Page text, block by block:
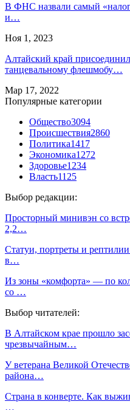
В ФНС назвали самый
и…
Ноя 1, 2023
Алтайский край
танцевальному флешмобу…
Мар 17, 2022
Популярные категории
Общество3094
Происшествия2860
Политика1417
Экономика1272
Здоровье1234
Власть1125
Выбор редакции:
Просторный минивэн со
2,2…
Статуи, портреты и
в…
Из зоны «комфорта» — по
со …
Выбор читателей:
В Алтайском крае прошло
чрезвычайным…
У ветерана Великой
района…
Страна в конверте. Как
…